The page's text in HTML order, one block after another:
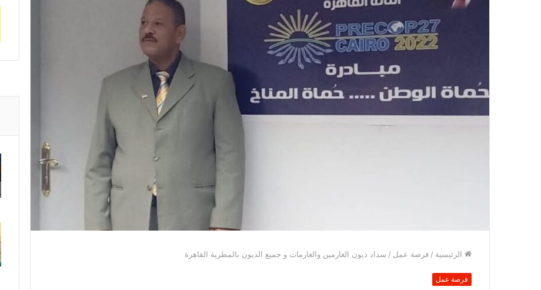
الرئيسية / فرصة عمل / سداد ديون الغارمين والغارمات و جميع الديون بالمطرية القاهرة
فرصة عمل